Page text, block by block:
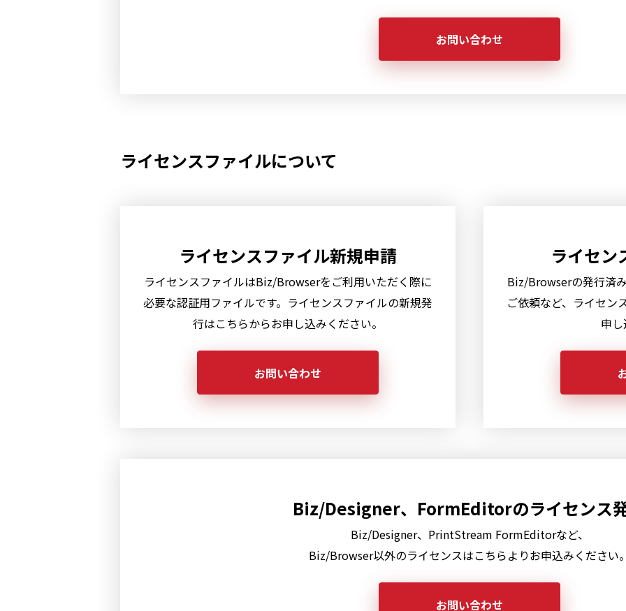
お問い合わせ
ライセンスファイルについて
ライセンスファイル新規申請
ライセンスファイルはBiz/Browserをご利用いただく際に
必要な認証用ファイルです。ライセンスファイルの新規発
行はこちらからお申し込みください。
お問い合わせ
ライセン
Biz/Browserの発行済
ご依頼など、ライセン
申
Biz/Designer、FormEditorのライセンス
Biz/Designer、PrintStream FormEditorなど、
Biz/Browser以外のライセンスはこちらよりお申込みください
お問い合わせ